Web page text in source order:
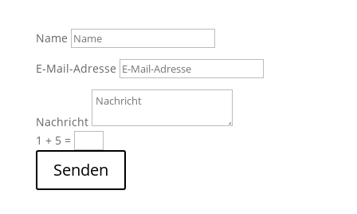
Name
E-Mail-Adresse
Nachricht
1 + 5 =
Senden